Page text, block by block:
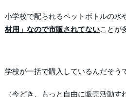
小学校で配られるペットボトルの水
材用」なので市販されてないことが
学校が一括で購入しているんだそう
（今どき、もっと自由に販売活動す